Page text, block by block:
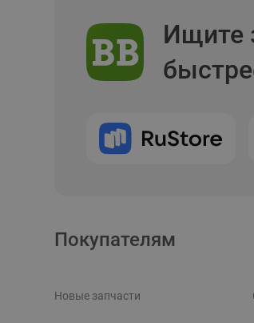
Ищите
Покупателям
Новые запчасти